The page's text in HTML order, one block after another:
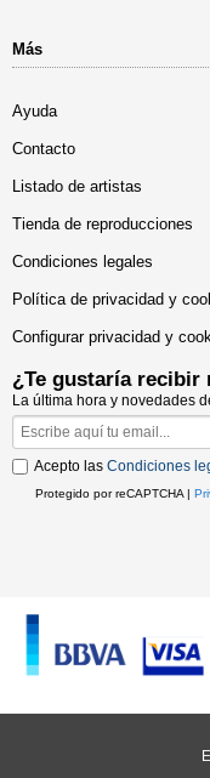
Más
Ayuda
Contacto
Listado de artistas
Tienda de reproducciones
Condiciones legales
Política de privacidad y
Configurar privacidad y
¿Te gustaría recibir
La última hora y novedades
Acepto las Condiciones
Protegido por reCAPTCHA |